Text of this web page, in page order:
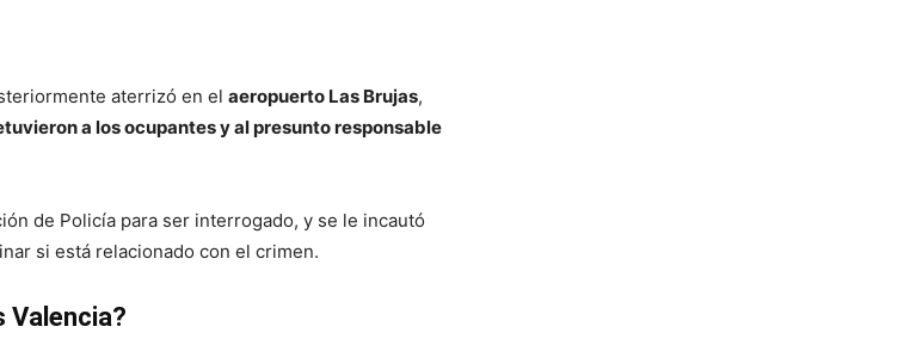
aterrizó en el aeropuerto Las Brujas,
a los ocupantes y al presunto responsable
de Policía para ser interrogado, y se le incautó
si está relacionado con el crimen.
Valencia?